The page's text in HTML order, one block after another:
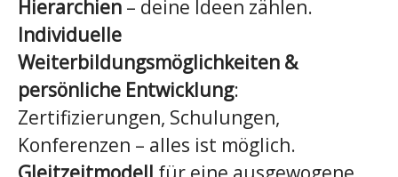
Hierarchien – deine Ideen zählen.
Individuelle
Weiterbildungsmöglichkeiten &
persönliche Entwicklung:
Zertifizierungen, Schulungen,
Konferenzen – alles ist möglich.